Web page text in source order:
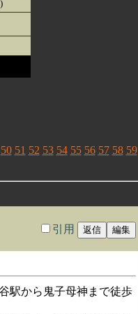
50 51 52 53 54 55 56 57 58 59
引用
駅から鬼子母神まで徒歩